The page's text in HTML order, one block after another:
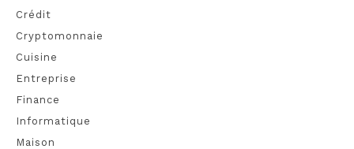
Crédit
Cryptomonnaie
Cuisine
Entreprise
Finance
Informatique
Maison